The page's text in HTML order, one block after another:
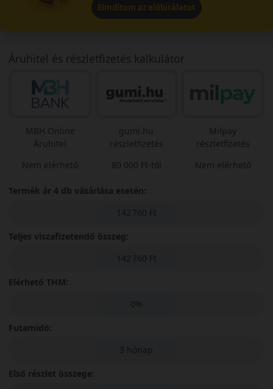
Elindítom az előbírálatot
Áruhitel és részletfizetés kalkulátor
MBH Online
Áruhitel
Nem elérhető
gumi.hu
részletfizetés
80 000 Ft-tól
Milpay
részletfizetés
Nem elérhető
Termék ár 4 db vásárlása esetén:
142 760 Ft
Teljes viszafizetendő összeg:
142 760 Ft
Elérhető THM:
0%
Futamidő:
3 hónap
Első részlet összege: